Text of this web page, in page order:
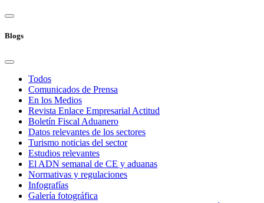
Blogs
Todos
Comunicados de Prensa
En los Medios
Revista Enlace Empresarial Actitud
Boletín Fiscal Aduanero
Datos relevantes de los sectores
Turismo noticias del sector
Estudios relevantes
El ADN semanal de CE y aduanas
Normativas y regulaciones
Infografías
Galería fotográfica